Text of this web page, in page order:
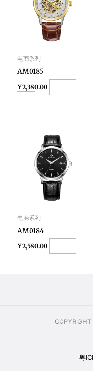
电商系列
AM0185
¥2,380.00
电商系列
AM0184
¥2,580.00
粤